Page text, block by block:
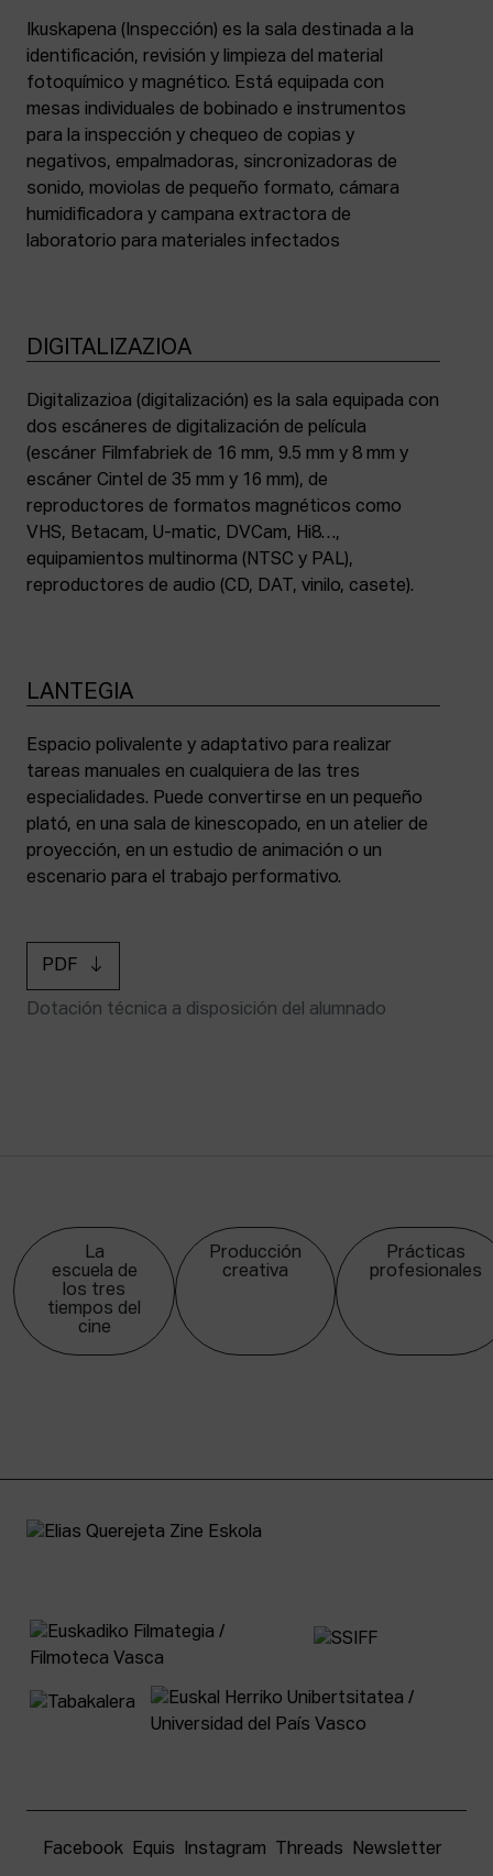
Ikuskapena (Inspección) es la sala destinada a la
identificación, revisión y limpieza del material
fotoquímico y magnético. Está equipada con
mesas individuales de bobinado e instrumentos
para la inspección y chequeo de copias y
negativos, empalmadoras, sincronizadoras de
sonido, moviolas de pequeño formato, cámara
humidificadora y campana extractora de
laboratorio para materiales infectados
DIGITALIZAZIOA
Digitalizazioa (digitalización) es la sala equipada con
dos escáneres de digitalización de película
(escáner Filmfabriek de 16 mm, 9.5 mm y 8 mm y
escáner Cintel de 35 mm y 16 mm), de
reproductores de formatos magnéticos como
VHS, Betacam, U-matic, DVCam, Hi8…,
equipamientos multinorma (NTSC y PAL),
reproductores de audio (CD, DAT, vinilo, casete).
LANTEGIA
Espacio polivalente y adaptativo para realizar
tareas manuales en cualquiera de las tres
especialidades. Puede convertirse en un pequeño
plató, en una sala de kinescopado, en un atelier de
proyección, en un estudio de animación o un
escenario para el trabajo performativo.
PDF
Dotación técnica a disposición del alumnado
La
escuela de
los tres
tiempos del
cine
Producción
creativa
Prácticas
profesionales
Facebook Equis Instagram Threads Newsletter